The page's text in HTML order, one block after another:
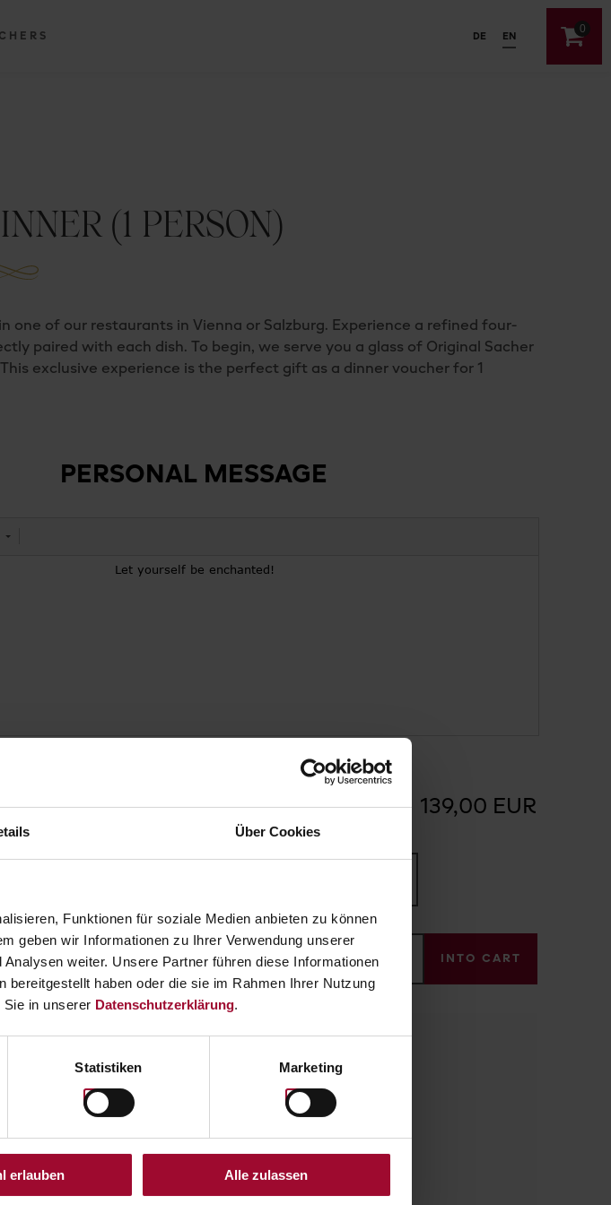
Über Cookies
Funktionen für soziale Medien anbieten zu können
geben wir Informationen zu Ihrer Verwendung unserer
weiter. Unsere Partner führen diese Informationen
haben oder die sie im Rahmen Ihrer Nutzung
in unserer Datenschutzerklärung.
Statistiken Marketing
erlauben Alle zulassen
DE EN
0
(1 PERSON)
of our restaurants in Vienna or Salzburg. Experience a refined four-
paired with each dish. To begin, we serve you a glass of Original Sacher
exclusive experience is the perfect gift as a dinner voucher for 1
PERSONAL MESSAGE
139,00 EUR
Amount: INTO CART
STORAGE